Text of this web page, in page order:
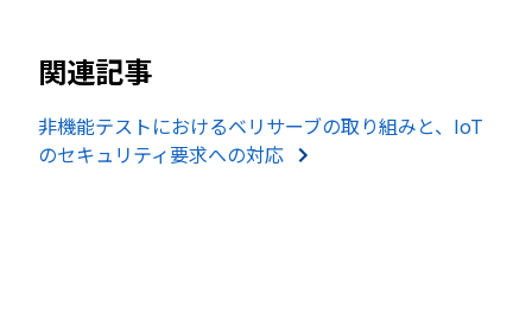
関連記事
非機能テストにおけるベリサーブの取り組みと、IoT
のセキュリティ要求への対応